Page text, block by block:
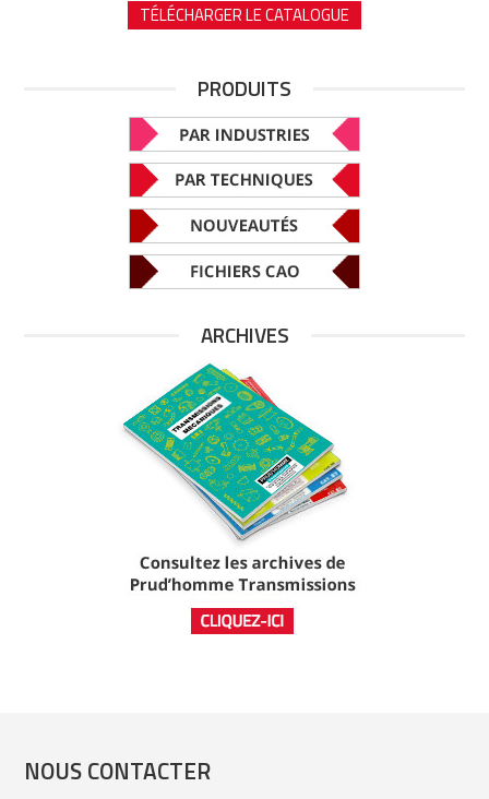
TÉLÉCHARGER LE CATALOGUE
PRODUITS
ARCHIVES
NOUS CONTACTER